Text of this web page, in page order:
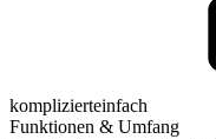
komplizierteinfach
Funktionen & Umfang